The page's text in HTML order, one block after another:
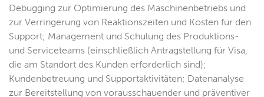
Debugging zur Optimierung des Maschinenbetriebs und
zur Verringerung von Reaktionszeiten und Kosten für den
Support; Management und Schulung des Produktions-
und Serviceteams (einschließlich Antragstellung für Visa,
die am Standort des Kunden erforderlich sind);
Kundenbetreuung und Supportaktivitäten; Datenanalyse
zur Bereitstellung von vorausschauender und präventiver